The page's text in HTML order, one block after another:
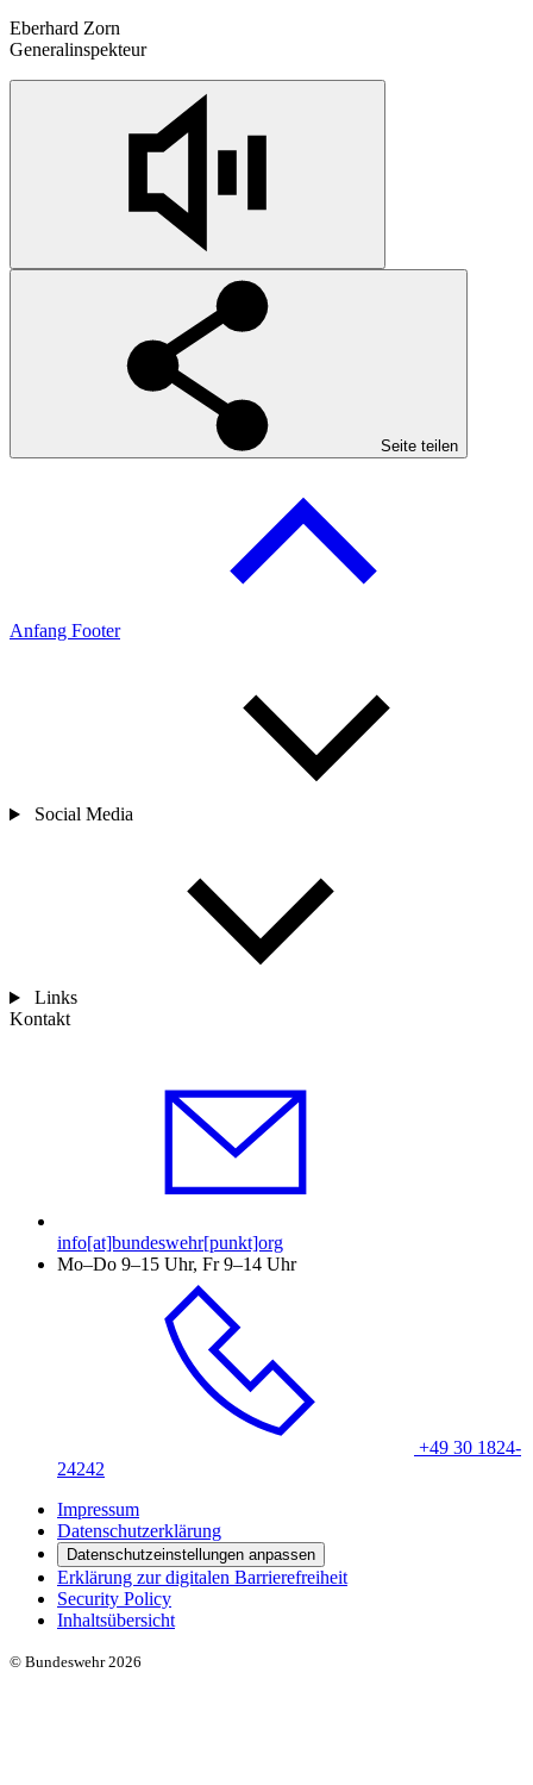
Eberhard Zorn
Generalinspekteur
Seite teilen
Anfang Footer
Social Media
Links
Kontakt
info[at]bundeswehr[punkt]org
Mo–Do 9–15 Uhr, Fr 9–14 Uhr
+49 30 1824-
24242
Impressum
Datenschutzerklärung
Datenschutzeinstellungen anpassen
Erklärung zur digitalen Barrierefreiheit
Security Policy
Inhaltsübersicht
© Bundeswehr 2026